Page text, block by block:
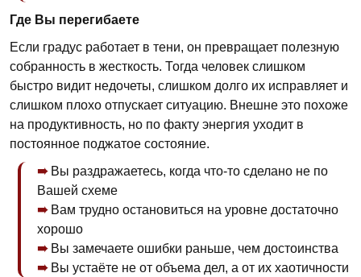
Где Вы перегибаете
Если градус работает в тени, он превращает полезную
собранность в жесткость. Тогда человек слишком
быстро видит недочеты, слишком долго их исправляет и
слишком плохо отпускает ситуацию. Внешне это похоже
на продуктивность, но по факту энергия уходит в
постоянное поджатое состояние.
Вы раздражаетесь, когда что-то сделано не по
Вашей схеме
Вам трудно остановиться на уровне достаточно
хорошо
Вы замечаете ошибки раньше, чем достоинства
Вы устаёте не от объема дел, а от их хаотичности